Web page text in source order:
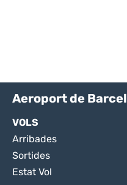
Aeroport de
VOLS
Arribades
Sortides
Estat Vol